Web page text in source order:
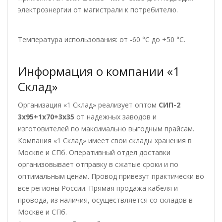
электроэнергии от магистрали к потребителю.
Температура использования: от -60 °С до +50 °С.
Информация о компании «1
Склад»
Организация «1 Склад» реализует оптом СИП-2
3х95+1х70+3х35 от надежных заводов и
изготовителей по максимально выгодным прайсам.
Компания «1 Склад» имеет свои склады хранения в
Москве и СПб. Оперативный отдел доставки
организовывает отправку в сжатые сроки и по
оптимальным ценам. Провод привезут практически во
все регионы России. Прямая продажа кабеля и
провода, из наличия, осуществляется со складов в
Москве и СПб.